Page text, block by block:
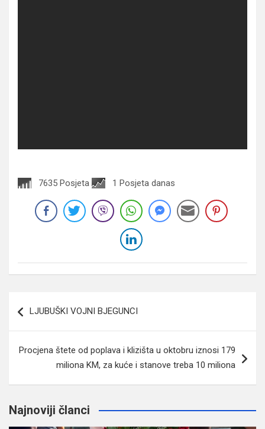
7635 Posjeta 1 Posjeta danas
članaka
LJUBUŠKI VOJNI BJEGUNCI
Procjena štete od poplava i klizišta u oktobru iznosi 179
miliona KM, za kuće i stanove treba 10 miliona
Najnoviji članci